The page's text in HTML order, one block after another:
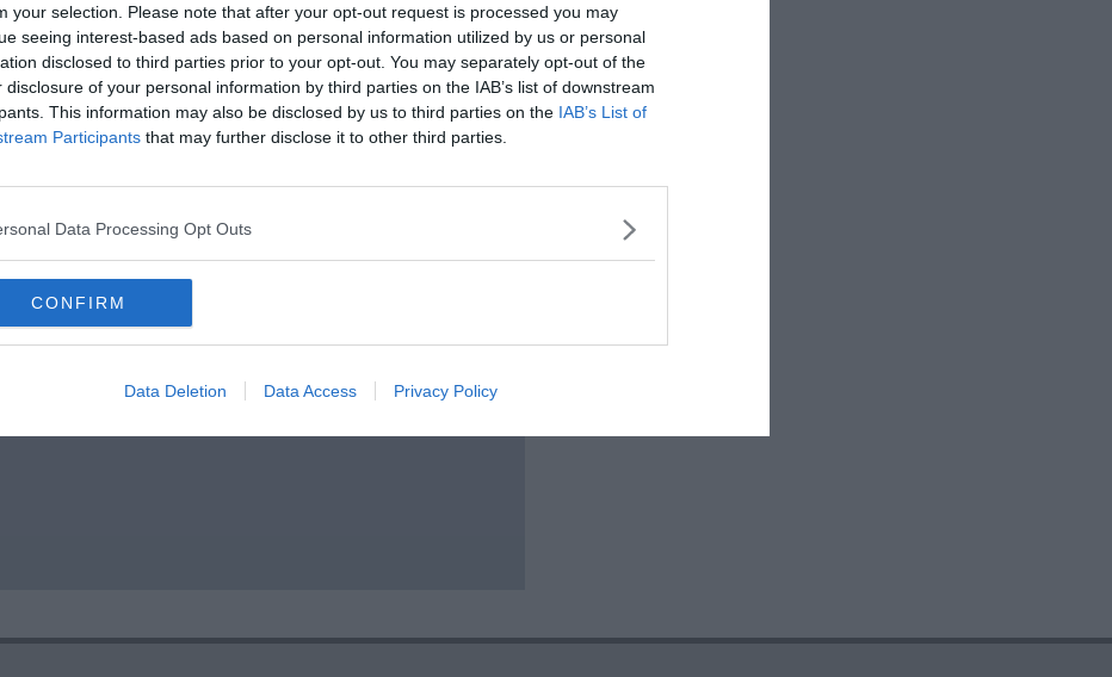
your selection. Please note that after your opt-out request is processed you may
seeing interest-based ads based on personal information utilized by us or personal
disclosed to third parties prior to your opt-out. You may separately opt-out of the
disclosure of your personal information by third parties on the IAB’s list of downstream
This information may also be disclosed by us to third parties on the IAB’s List of
Participants that may further disclose it to other third parties.
Data Processing Opt Outs
CONFIRM
Data Deletion Data Access Privacy Policy
NON TROPPO DISTRATTE” di Dario Dal Canto
per nascere